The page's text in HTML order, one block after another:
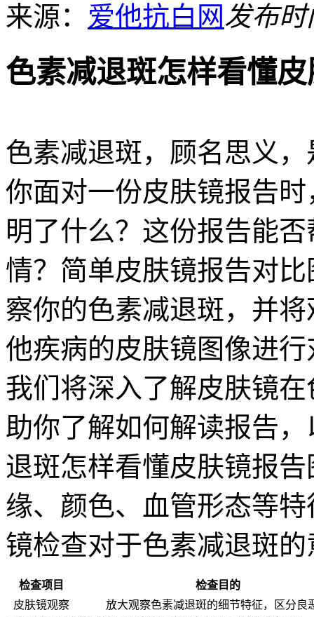
来源： 爱他抗白网发布时
色素减退斑怎样看懂
色素减退斑，顾名思义
你面对一份皮肤镜报告
明了什么？这份报告能
情？简单皮肤镜报告对
察你的色素减退斑，并
他疾病的皮肤镜图像进
我们将深入了解皮肤镜
助你了解如何解读报告
退斑怎样看懂皮肤镜报
缘、颜色、血管形态等
镜检查对于色素减退斑的
检查项目
检查目的
皮肤镜观察
放大观察色素减退斑的细节特征，区分良